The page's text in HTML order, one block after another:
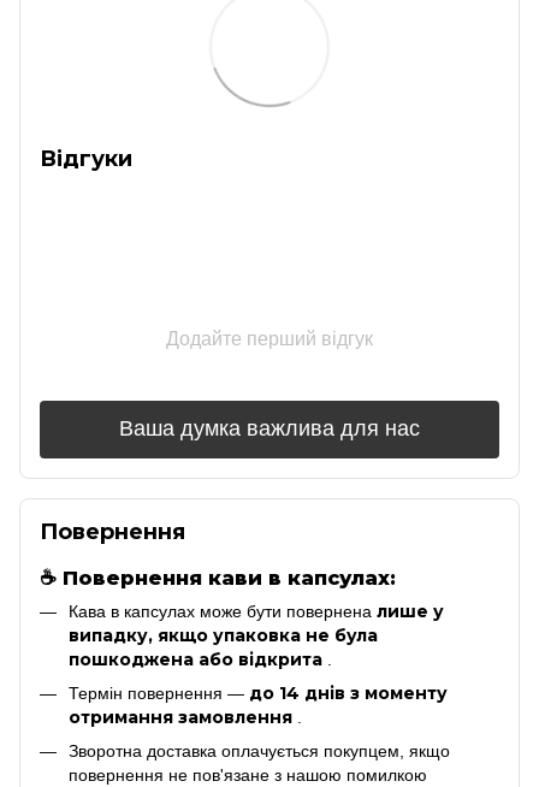
Відгуки
Додайте перший відгук
Ваша думка важлива для нас
Повернення
☕ Повернення кави в капсулах:
Кава в капсулах може бути повернена лише у
випадку, якщо упаковка не була
пошкоджена або відкрита
Термін повернення — до 14 днів з моменту
отримання замовлення
Зворотна доставка оплачується покупцем, якщо
повернення не пов'язане з нашою помилкою